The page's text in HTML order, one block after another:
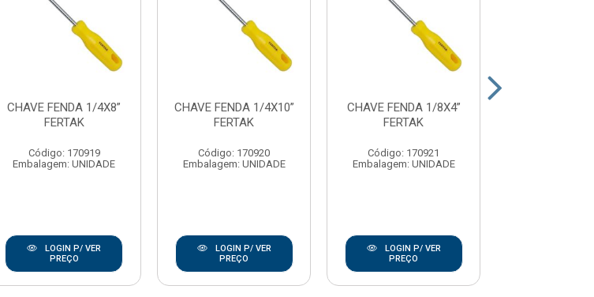
CHAVE FENDA 1/4X8”
FERTAK
Código: 170919
Embalagem: UNIDADE
LOGIN P/ VER
PREÇO
CHAVE FENDA 1/4X10”
FERTAK
Código: 170920
Embalagem: UNIDADE
LOGIN P/ VER
PREÇO
CHAVE FENDA 1/8X4”
FERTAK
Código: 170921
Embalagem: UNIDADE
LOGIN P/ VER
PREÇO